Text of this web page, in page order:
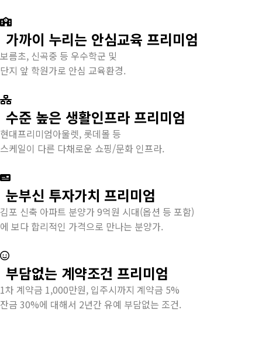
가까이 누리는 안심교육 프리미엄
보름초, 신곡중 등 우수학군 및
단지 앞 학원가로 안심 교육환경.
수준 높은 생활인프라 프리미엄
현대프리미엄아울렛, 롯데몰 등
스케일이 다른 다채로운 쇼핑/문화 인프라.
눈부신 투자가치 프리미엄
김포 신축 아파트 분양가 9억원 시대(옵션 등 포함)
에 보다 합리적인 가격으로 만나는 분양가.
부담없는 계약조건 프리미엄
1차 계약금 1,000만원, 입주시까지 계약금 5%
잔금 30%에 대해서 2년간 유예 부담없는 조건.